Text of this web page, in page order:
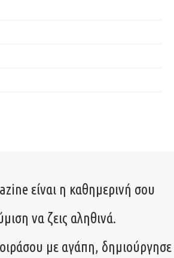
είναι η καθημερινή σου
να ζεις αληθινά.
με αγάπη, δημιούργησε